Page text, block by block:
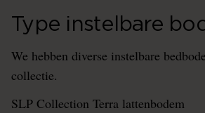
Type instelbare
We hebben diverse instelbare
collectie.
SLP Collection Terra lattenbodem